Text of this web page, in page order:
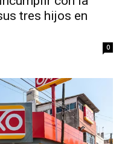
tres hijos en
0